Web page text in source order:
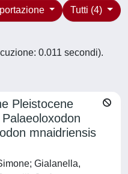
Tutti (4)
0.011 secondi).
Pleistocene
mnaidriensis
Gialanella,